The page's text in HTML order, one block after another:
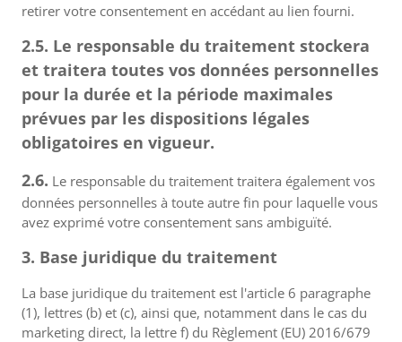
retirer votre consentement en accédant au lien fourni.
2.5. Le responsable du traitement stockera
et traitera toutes vos données personnelles
pour la durée et la période maximales
prévues par les dispositions légales
obligatoires en vigueur.
2.6. Le responsable du traitement traitera également vos
données personnelles à toute autre fin pour laquelle vous
avez exprimé votre consentement sans ambiguïté.
3. Base juridique du traitement
La base juridique du traitement est l'article 6 paragraphe
(1), lettres (b) et (c), ainsi que, notamment dans le cas du
marketing direct, la lettre f) du Règlement (EU) 2016/679